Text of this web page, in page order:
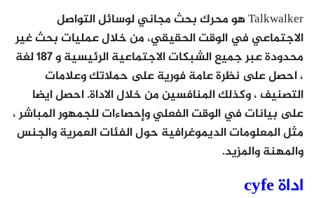
Talkwalker هو محرك بحث مجاني لوسائل التواصل
الاجتماعي في الوقت الحقيقي، من خلال عمليات بحث غير
محدودة عبر جميع الشبكات الاجتماعية الرئيسية و 187 لغة
، احصل على نظرة عامة فورية على حملاتك وعلامات
التصنيف ، وكذلك المنافسين من خلال الاداة. احصل ايضا
على بيانات في الوقت الفعلي وإحصاءات للجمهور المباشر ،
مثل المعلومات الديموغرافية حول الفئات العمرية والجنس
والمهنة والمزيد.
اداة cyfe